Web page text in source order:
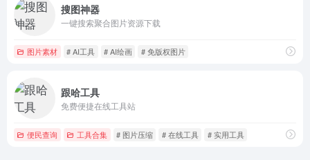
搜图神器
一键搜索聚合图片资源下载
图片素材 # AI工具 # AI绘画 # 免版权图片
跟哈工具
免费便捷在线工具站
便民查询 工具合集 # 图片压缩 # 在线工具 # 实用工具